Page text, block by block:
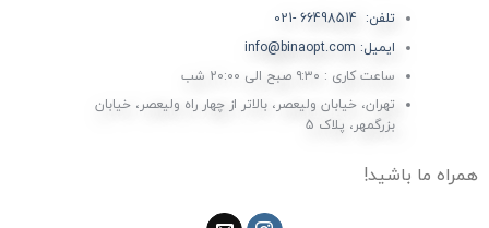
تلفن: 66498514 -021
ایمیل: info@binaopt.com
ساعت کاری : ۹:۳۰ صبح الی 20:00 شب
تهران، خیابان ولیعصر، بالاتر از چهار راه ولیعصر، خیابان
بزرگمهر، پلاک 5
همراه ما باشید!